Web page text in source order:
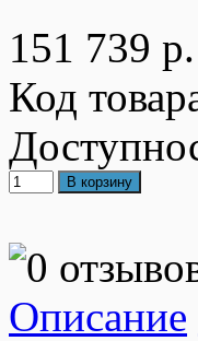
151 739 р.
Код
Описание